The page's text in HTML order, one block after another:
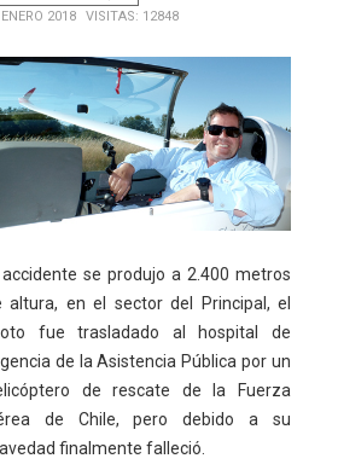
2018
VISITAS: 12848
accidente se produjo a 2.400 metros
altura, en el sector del Principal, el
fue trasladado al hospital de
de la Asistencia Pública por un
de rescate de la Fuerza
de Chile, pero debido a su
finalmente falleció.